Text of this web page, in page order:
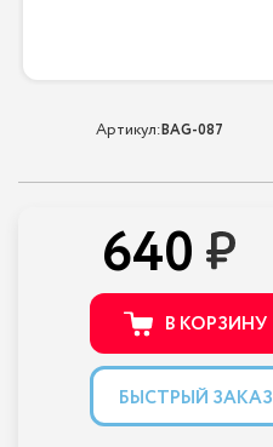
Артикул:BAG-087
640
В КОРЗИНУ
БЫСТРЫЙ ЗАКАЗ